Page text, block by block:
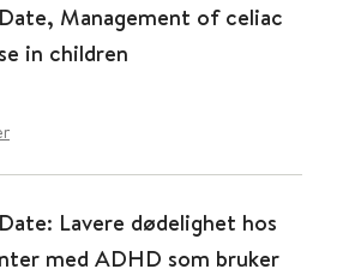
Management of celiac
in children
Lavere dødelighet hos
med ADHD som bruker